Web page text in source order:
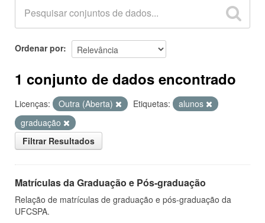
Grupos
Sobre
Ordenar por
1 conjunto de dados encontrado
Licenças: Outra (Aberta) Etiquetas:
alunos
graduação
Filtrar Resultados
Matrículas da Graduação e Pós-graduação
Relação de matrículas de graduação e pós-graduação da
UFCSPA.